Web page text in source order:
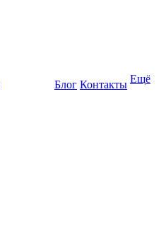
Блог Контакты Ещё